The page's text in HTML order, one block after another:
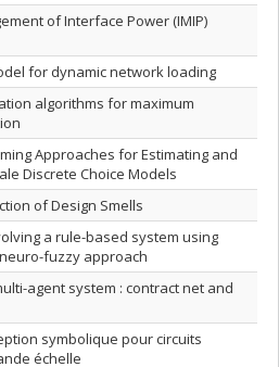
of Interface Power (IMIP)
for dynamic network loading
algorithms for maximum
Approaches for Estimating and
Discrete Choice Models
of Design Smells
a rule-based system using
fuzzy approach
agent system : contract net and
symbolique pour circuits
échelle